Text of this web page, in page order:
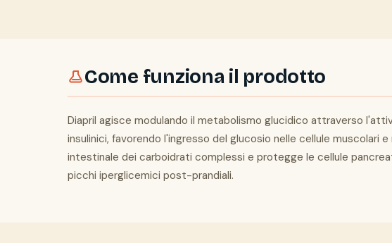
Come funziona il prodotto
Diapril agisce modulando il metabolismo glucidico attraverso
insulinici, favorendo l'ingresso del glucosio nelle cellule
intestinale dei carboidrati complessi e protegge le cellule
picchi iperglicemici post-prandiali.